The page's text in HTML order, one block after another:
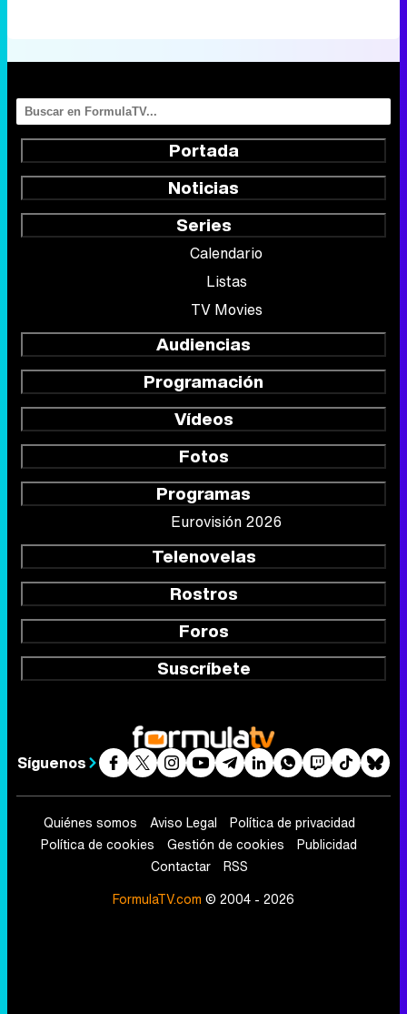
Portada
Noticias
Series
Calendario
Listas
TV Movies
Audiencias
Programación
Vídeos
Fotos
Programas
Eurovisión 2026
Telenovelas
Rostros
Foros
Suscríbete
Síguenos
Quiénes somos Aviso Legal
Política de privacidad
Política de cookies
Gestión de cookies
Publicidad
Contactar
RSS
FormulaTV.com © 2004 - 2026